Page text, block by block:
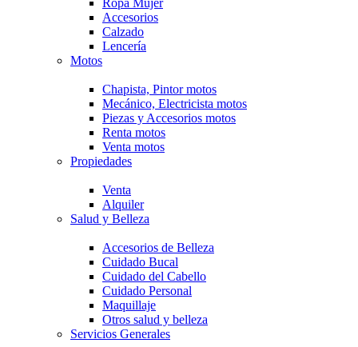
Ropa Mujer
Accesorios
Calzado
Lencería
Motos
Chapista, Pintor motos
Mecánico, Electricista motos
Piezas y Accesorios motos
Renta motos
Venta motos
Propiedades
Venta
Alquiler
Salud y Belleza
Accesorios de Belleza
Cuidado Bucal
Cuidado del Cabello
Cuidado Personal
Maquillaje
Otros salud y belleza
Servicios Generales